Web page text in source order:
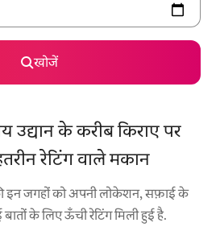
खोजें
उद्यान के करीब किराए पर
रेटिंग वाले मकान
इन जगहों को अपनी लोकेशन, सफ़ाई के
के लिए ऊँची रेटिंग मिली हुई है.